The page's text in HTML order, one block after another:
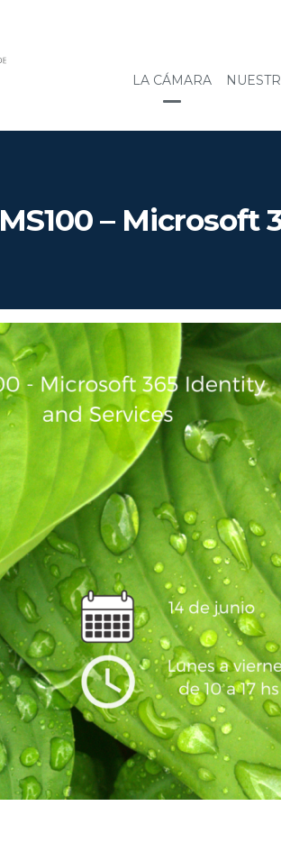
LA CÁMARA
MS100 – Microsoft